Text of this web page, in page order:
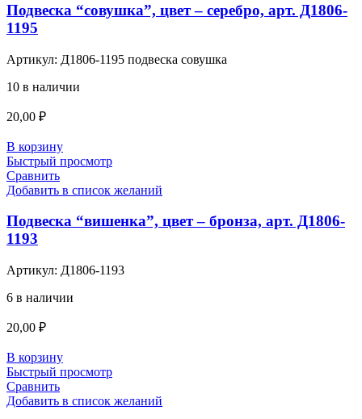
Подвеска “совушка”, цвет – серебро, арт. Д1806-
1195
Артикул: Д1806-1195 подвеска совушка
10 в наличии
20,00 ₽
В корзину
Быстрый просмотр
Сравнить
Добавить в список желаний
Подвеска “вишенка”, цвет – бронза, арт. Д1806-
1193
Артикул: Д1806-1193
6 в наличии
20,00 ₽
В корзину
Быстрый просмотр
Сравнить
Добавить в список желаний